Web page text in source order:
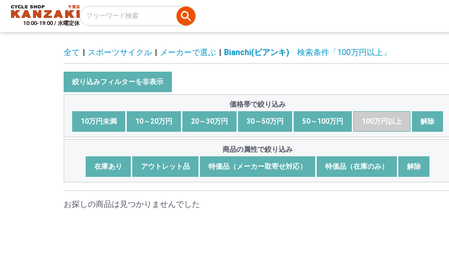
10:00-19:00 / 水曜定休
全て | スポーツサイクル | メーカーで選ぶ | Bianchi(ビアンキ) 検索条件 「100万円以上」
絞り込みフィルターを非表示
価格帯で絞り込み
10万円未満 10～20万円 20～30万円 30～50万円 50～100万円 100万円以上 解除
商品の属性で絞り込み
在庫あり アウトレット品 特価品（メーカー取寄せ対応） 特価品（在庫のみ） 解除
お探しの商品は見つかりませんでした